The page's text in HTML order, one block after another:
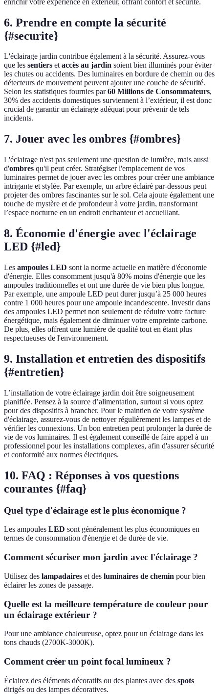
6. Prendre en compte la sécurité
{#securite}
L'éclairage jardin contribue également à la sécurité. Assurez-vous
que les sentiers etaccès au jardin soient bien illuminés pour éviter
les chutes ou accidents. Des luminaires en bordure de chemin ou des
détecteurs de mouvement peuvent ajouter une couche de sécurité.
Selon les statistiques fournies par60 Millions de Consommateurs,
30% des accidents domestiques surviennent à l’extérieur, il est donc
crucial de garantir un éclairage adéquat pour prévenir de tels
incidents.
7. Jouer avec les ombres {#ombres}
L'éclairage n'est pas seulement une question de lumière, mais aussi
d'ombres qu'il peut créer. Stratégiser l'emplacement de vos
luminaires permet de jouer avec les ombres pour créer une ambiance
intrigante et stylée. Par exemple, un arbre éclairé par-dessous peut
projeter des ombres fascinantes sur le sol. Cela ajoute également une
touche de mystère et de profondeur à votre jardin, transformant
l’espace nocturne en un endroit enchanteur et accueillant.
8. Économie d'énergie avec l'éclairage
LED {#led}
Les ampoules LED sont la norme actuelle en matière d'économie
d'énergie. Elles consomment jusqu'à 80% moins d'énergie que les
ampoules traditionnelles et ont une durée de vie bien plus longue.
Par exemple, une ampoule LED peut durer jusqu’à 25 000 heures
contre 1 000 heures pour une ampoule incandescente. Investir dans
des ampoules LED permet non seulement de réduire votre facture
énergétique, mais également de diminuer votre empreinte carbone.
De plus, elles offrent une lumière de qualité tout en étant plus
respectueuses de l'environnement.
9. Installation et entretien des dispositifs
{#entretien}
L’installation de votre éclairage jardin doit être soigneusement
planifiée. Pensez à la source d’alimentation, surtout si vous optez
pour des dispositifs à brancher. Pour le maintien de votre système
d'éclairage, assurez-vous de nettoyer régulièrement les lampes et de
vérifier les connexions. Un bon entretien peut prolonger la durée de
vie de vos luminaires. Il est également conseillé de faire appel à un
professionnel pour les installations complexes, afin d'assurer sécurité
et conformité aux normes électriques.
10. FAQ : Réponses à vos questions
courantes {#faq}
Quel type d'éclairage est le plus économique ?
Les ampoules LED sont généralement les plus économiques en
termes de consommation d'énergie et de durée de vie.
Comment sécuriser mon jardin avec l'éclairage ?
Utilisez des lampadaires et des luminaires de chemin pour bien
éclairer les zones de passage.
Quelle est la meilleure température de couleur pour
un éclairage extérieur ?
Pour une ambiance chaleureuse, optez pour un éclairage dans les
tons chauds (2700K-3000K).
Comment créer un point focal lumineux ?
Éclairez des éléments décoratifs ou des plantes avec des spots
dirigés ou des lampes décoratives.